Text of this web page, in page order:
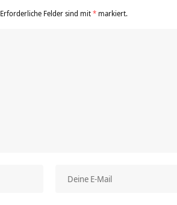
Erforderliche Felder sind mit* markiert.